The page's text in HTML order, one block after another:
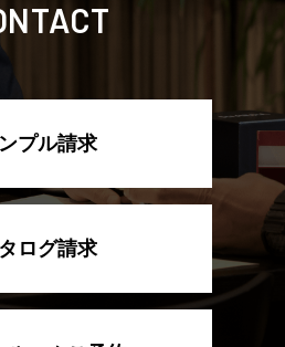
プル請求
ログ請求